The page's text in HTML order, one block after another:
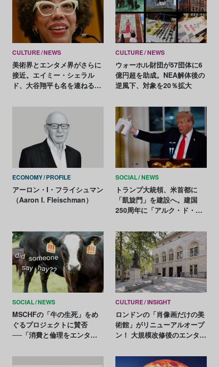
CULTURE NEWS
美術界とエンタメ界がさらに
接近。エイミー・シェラル
ド、大谷翔平も名を連ねる米
CULTURE NEWS
ウォーホル財団が57団体に6
億円超を助成。NEA解体後の
逆風下、対象を20％拡大
ECONOMY PROFILE
アーロン・I・フライシュマン
（Aaron I. Fleischman）
SOCIAL NEWS
トランプ大統領、米首都に
「凱旋門」を建設へ。建国
250周年に「アルク・ド・ト
SOCIAL NEWS
MSCHFの「牛の生死」をめ
ぐるプロジェクトに賛否
──「消費と倫理をエンタメ
CULTURE INSIGHT
ロンドンの「肖像画だけの美
術館」がリニューアルオープ
ン！ 大規模改修後のエンタメ
ト